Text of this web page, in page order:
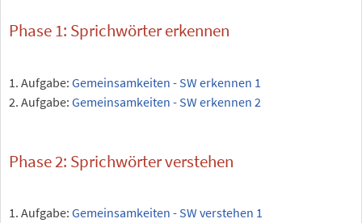
Phase 1: Sprichwörter erkennen
1. Aufgabe: Gemeinsamkeiten - SW erkennen 1
2. Aufgabe: Gemeinsamkeiten - SW erkennen 2
Phase 2: Sprichwörter verstehen
1. Aufgabe: Gemeinsamkeiten - SW verstehen 1